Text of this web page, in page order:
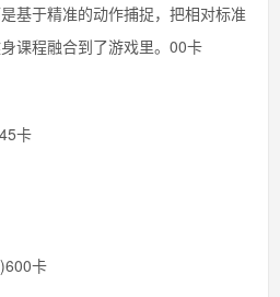
基于精准的动作捕捉，把相对标准
课程融合到了游戏里。00卡
卡
卡